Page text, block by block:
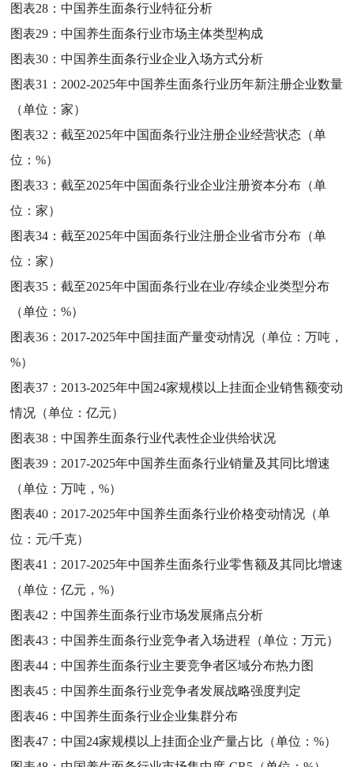
图表28：中国养生面条行业特征分析
图表29：中国养生面条行业市场主体类型构成
图表30：中国养生面条行业企业入场方式分析
图表31： 2002-2025年中国养生面条行业历年新注册企业数量
（单位：家）
图表32：截至2025年中国面条行业注册企业经营状态（单
位：%）
图表33：截至2025年中国面条行业企业注册资本分布（单
位：家）
图表34：截至2025年中国面条行业注册企业省市分布（单
位：家）
图表35：截至2025年中国面条行业在业/存续企业类型分布
（单位：%）
图表36： 2017-2025年中国挂面产量变动情况（单位：万吨，
%）
图表37： 2013-2025年中国24家规模以上挂面企业销售额变动
情况（单位：亿元）
图表38：中国养生面条行业代表性企业供给状况
图表39： 2017-2025年中国养生面条行业销量及其同比增速
（单位：万吨，%）
图表40： 2017-2025年中国养生面条行业价格变动情况（单
位：元/千克）
图表41： 2017-2025年中国养生面条行业零售额及其同比增速
（单位：亿元，%）
图表42：中国养生面条行业市场发展痛点分析
图表43：中国养生面条行业竞争者入场进程（单位：万元）
图表44：中国养生面条行业主要竞争者区域分布热力图
图表45：中国养生面条行业竞争者发展战略强度判定
图表46：中国养生面条行业企业集群分布
图表47：中国24家规模以上挂面企业产量占比（单位：%）